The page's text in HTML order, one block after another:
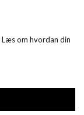
Læs om hvordan din